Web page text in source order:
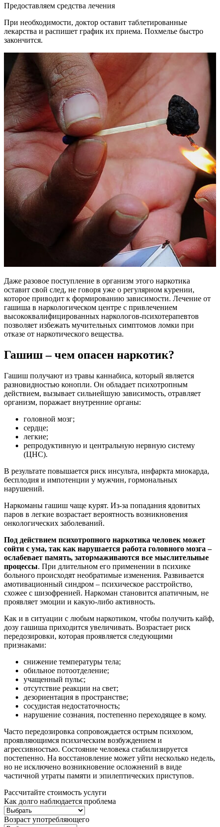
Предоставляем средства лечения
При необходимости, доктор оставит таблетированные
лекарства и распишет график их приема. Похмелье быстро
закончится.
Даже разовое поступление в организм этого наркотика
оставит свой след, не говоря уже о регулярном курении,
которое приводит к формированию зависимости. Лечение от
гашиша в наркологическом центре с привлечением
высококвалифицированных наркологов-психотерапевтов
позволяет избежать мучительных симптомов ломки при
отказе от наркотического вещества.
Гашиш – чем опасен наркотик?
Гашиш получают из травы каннабиса, который является
разновидностью конопли. Он обладает психотропным
действием, вызывает сильнейшую зависимость, отравляет
организм, поражает внутренние органы:
головной мозг;
сердце;
легкие;
репродуктивную и центральную нервную систему
(ЦНС).
В результате повышается риск инсульта, инфаркта миокарда,
бесплодия и импотенции у мужчин, гормональных
нарушений.
Наркоманы гашиш чаще курят. Из-за попадания ядовитых
паров в легкие возрастает вероятность возникновения
онкологических заболеваний.
Под действием психотропного наркотика человек может
сойти с ума, так как нарушается работа головного мозга –
ослабевает память, затормаживаются все мыслительные
процессы. При длительном его применении в психике
больного происходят необратимые изменения. Развивается
амотивационный синдром – психическое расстройство,
схожее с шизофренией. Наркоман становится апатичным, не
проявляет эмоции и какую-либо активность.
Как и в ситуации с любым наркотиком, чтобы получить кайф,
дозу гашиша приходится увеличивать. Возрастает риск
передозировки, которая проявляется следующими
признаками:
снижение температуры тела;
обильное потоотделение;
учащенный пульс;
отсутствие реакции на свет;
дезориентация в пространстве;
сосудистая недостаточность;
нарушение сознания, постепенно переходящее в кому.
Часто передозировка сопровождается острым психозом,
проявляющимся психическим возбуждением и
агрессивностью. Состояние человека стабилизируется
постепенно. На восстановление может уйти несколько недель,
но не исключено возникновение осложнений в виде
частичной утраты памяти и эпилептических приступов.
Рассчитайте стоимость услуги
Как долго наблюдается проблема
Возраст употребляющего